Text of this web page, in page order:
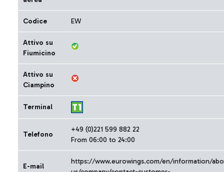
Codice EW
Attivo su
Fiumicino
Attivo su
Ciampino
Terminal
Telefono
+49 (0)221 599 882 22
From 06:00 to 24:00
E-mail
https://www.eurowings.com/en/information/